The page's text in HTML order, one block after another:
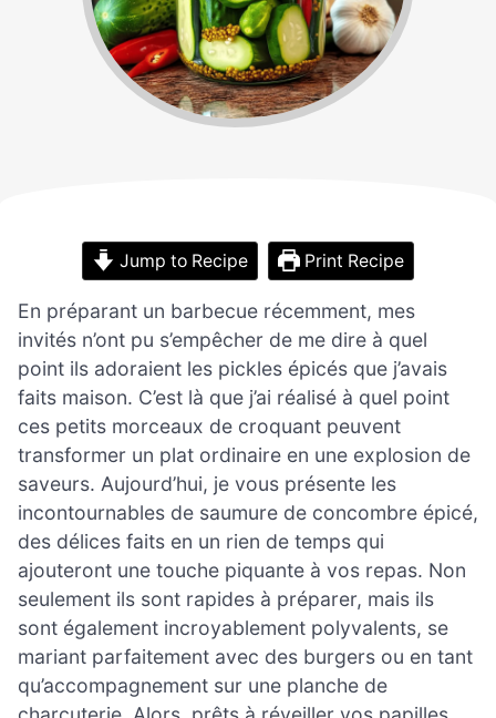
Jump to Recipe Print Recipe
En préparant un barbecue récemment, mes
invités n’ont pu s’empêcher de me dire à quel
point ils adoraient les pickles épicés que j’avais
faits maison. C’est là que j’ai réalisé à quel point
ces petits morceaux de croquant peuvent
transformer un plat ordinaire en une explosion de
saveurs. Aujourd’hui, je vous présente les
incontournables de saumure de concombre épicé,
des délices faits en un rien de temps qui
ajouteront une touche piquante à vos repas. Non
seulement ils sont rapides à préparer, mais ils
sont également incroyablement polyvalents, se
mariant parfaitement avec des burgers ou en tant
qu’accompagnement sur une planche de